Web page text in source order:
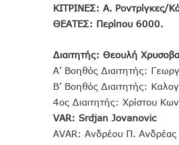
ΚΙΤΡΙΝΕΣ: Α. Ροντρίγκες/
ΘΕΑΤΕΣ: Περίπου 6000.
Διαιτητής: Θεουλή
Α’ Βοηθός Διαιτητής:
Β’ Βοηθός Διαιτητής:
4ος Διαιτητής: Χρίστου
VAR: Srdjan Jovanovic
AVAR: Ανδρέου Π. Ανδρέας